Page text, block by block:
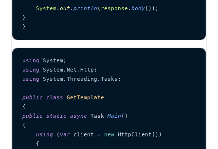
    System
. out . println ( response . body()) ;
}
}
using System ;
using System . Net . Http ;
using System . Threading . Tasks ;
public class GetTemplate
{
public static async Task Main ()
{
    using
(var client = new HttpClient())
    {